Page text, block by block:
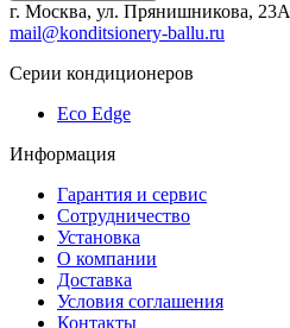
г. Москва, ул. Прянишникова, 23А
mail@konditsionery-ballu.ru
Серии кондиционеров
Eco Edge
Информация
Гарантия и сервис
Сотрудничество
Установка
О компании
Доставка
Условия соглашения
Контакты